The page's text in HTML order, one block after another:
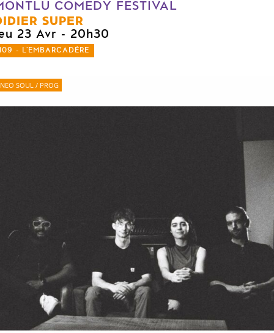
COMEDY FESTIVAL
SUPER
23 Avr - 20h30
- L'EMBARCADÈRE
NEO SOUL / PROG